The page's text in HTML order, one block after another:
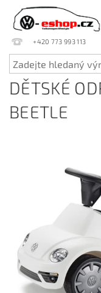
+420 773 993 113
DĚTSKÉ
BEETLE